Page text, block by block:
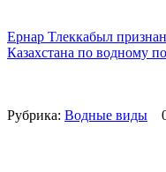
Ернар Тлеккабыл
Казахстана по водному
Рубрика: Водные виды